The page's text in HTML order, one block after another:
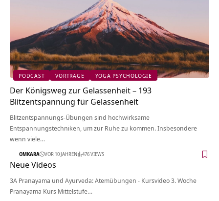
PODCAST VORTRÄGE YOGA PSYCHOLOGIE
Der Königsweg zur Gelassenheit – 193
Blitzentspannung für Gelassenheit
Blitzentspannungs-Übungen sind hochwirksame
Entspannungstechniken, um zur Ruhe zu kommen. Insbesondere
wenn viele…
OMKARA VOR 10 JAHREN 476 VIEWS
Neue Videos
3A Pranayama und Ayurveda: Atemübungen - Kursvideo 3. Woche
Pranayama Kurs Mittelstufe…